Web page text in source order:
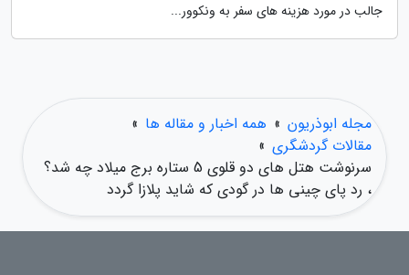
جالب در مورد هزینه های سفر به ونکوور...
مجله ابوذریون » همه اخبار و مقاله ها »
مقالات گردشگری »
سرنوشت هتل های دو قلوی 5 ستاره برج میلاد چه شد؟
، رد پای چینی ها در گودی که شاید پلازا گردد